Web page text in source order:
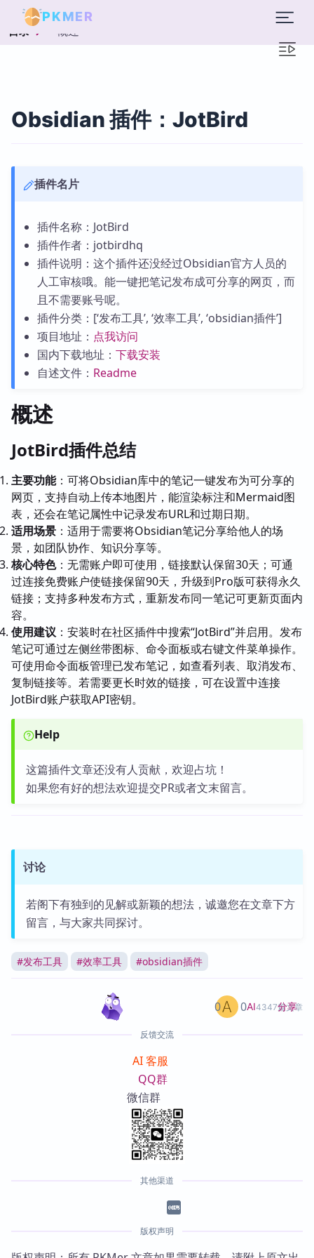
PKMER
目录 概述
Obsidian 插件：JotBird
插件名片
插件名称：JotBird
插件作者：jotbirdhq
插件说明：这个插件还没经过Obsidian官方人员的
人工审核哦。能一键把笔记发布成可分享的网页，而
且不需要账号呢。
插件分类：[‘发布工具’, ‘效率工具’, ‘obsidian插件’]
项目地址： 点我访问
国内下载地址： 下载安装
自述文件： Readme
概述
JotBird插件总结
主要功能：可将Obsidian库中的笔记一键发布为可分享的
网页，支持自动上传本地图片，能渲染标注和Mermaid图
表，还会在笔记属性中记录发布URL和过期日期。
适用场景 ：适用于需要将Obsidian笔记分享给他人的场
景，如团队协作、知识分享等。
核心特色：无需账户即可使用，链接默认保留30天；可通
过连接免费账户使链接保留90天，升级到Pro版可获得永久
链接；支持多种发布方式，重新发布同一笔记可更新页面内
容。
使用建议 ：安装时在社区插件中搜索“JotBird”并启用。发布
笔记可通过左侧丝带图标、命令面板或右键文件菜单操作。
可使用命令面板管理已发布笔记，如查看列表、取消发布、
复制链接等。若需要更长时效的链接，可在设置中连接
JotBird账户获取API密钥。
Help
这篇插件文章还没有人贡献，欢迎占坑！
如果您有好的想法欢迎提交PR或者文末留言。
讨论
若阁下有独到的见解或新颖的想法，诚邀您在文章下方
留言，与大家共同探讨。
#发布工具 #效率工具 #obsidian插件
AI4347篇文章
0 0 分享
反馈交流
AI 客服
QQ群
微信群
其他渠道
版权声明